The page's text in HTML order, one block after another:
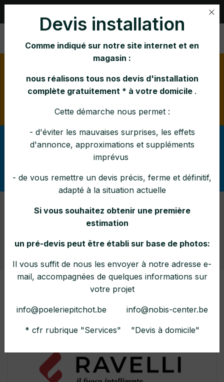
lundi mardi mercredi vendredi : 10h-
16h jeudi : 10h-12h 14h-16h samedi : 10h-15h
Pendant la canicule : fermé à 14h en semaine et le
Afin d'éviter tout malentendu lors de vos demandes,
pouvez-voussvp vérifier(dans la rubrique Services
: SAV, entretiens, pose)ce que nous réalisons (ou
pas) comme interventions et dans quelle zone.
Nos Marques
Home Collections Marques
Devis installation
Comme indiqué sur notre site internet et en
magasin :
nous réalisons tous nos devis d'installation
complète gratuitement * à votre domicile .
Cette démarche nous permet :
- d'éviter les mauvaises surprises, les effets
d'annonce, approximations et suppléments
imprévus
- de vous remettre un devis précis, ferme et définitif,
adapté à la situation actuelle
Si vous souhaitez obtenir une première
estimation
un pré-devis peut être établi sur base de photos:
Il vous suffit de nous les envoyer à notre adresse e-
mail, accompagnées de quelques informations sur
votre projet
info@poeleriepitchot.be info@nobis-center.be
* cfr rubrique "Services" "Devis à domicile"